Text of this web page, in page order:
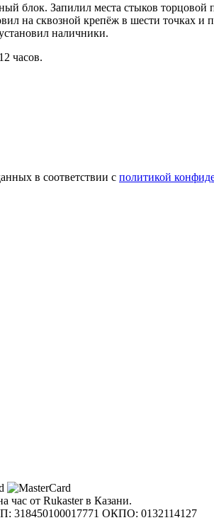
блок. Запилил места стыков
на сквозной крепёж в шести точках
наличники.
часов.
в соответствии с политикой
час от Rukaster в Казани.
ОКПО: 0132114127